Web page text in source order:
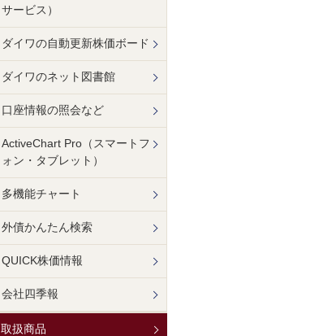
サービス）
ダイワの自動更新株価ボード
ダイワのネット図書館
口座情報の照会など
ActiveChart Pro（スマートフ
ォン・タブレット）
多機能チャート
外債かんたん検索
QUICK株価情報
会社四季報
取扱商品